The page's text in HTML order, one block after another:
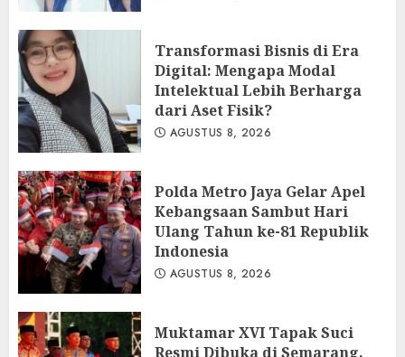
Transformasi Bisnis di Era
Digital: Mengapa Modal
Intelektual Lebih Berharga
dari Aset Fisik?
AGUSTUS 8, 2026
Polda Metro Jaya Gelar Apel
Kebangsaan Sambut Hari
Ulang Tahun ke-81 Republik
Indonesia
AGUSTUS 8, 2026
Muktamar XVI Tapak Suci
Resmi Dibuka di Semarang,